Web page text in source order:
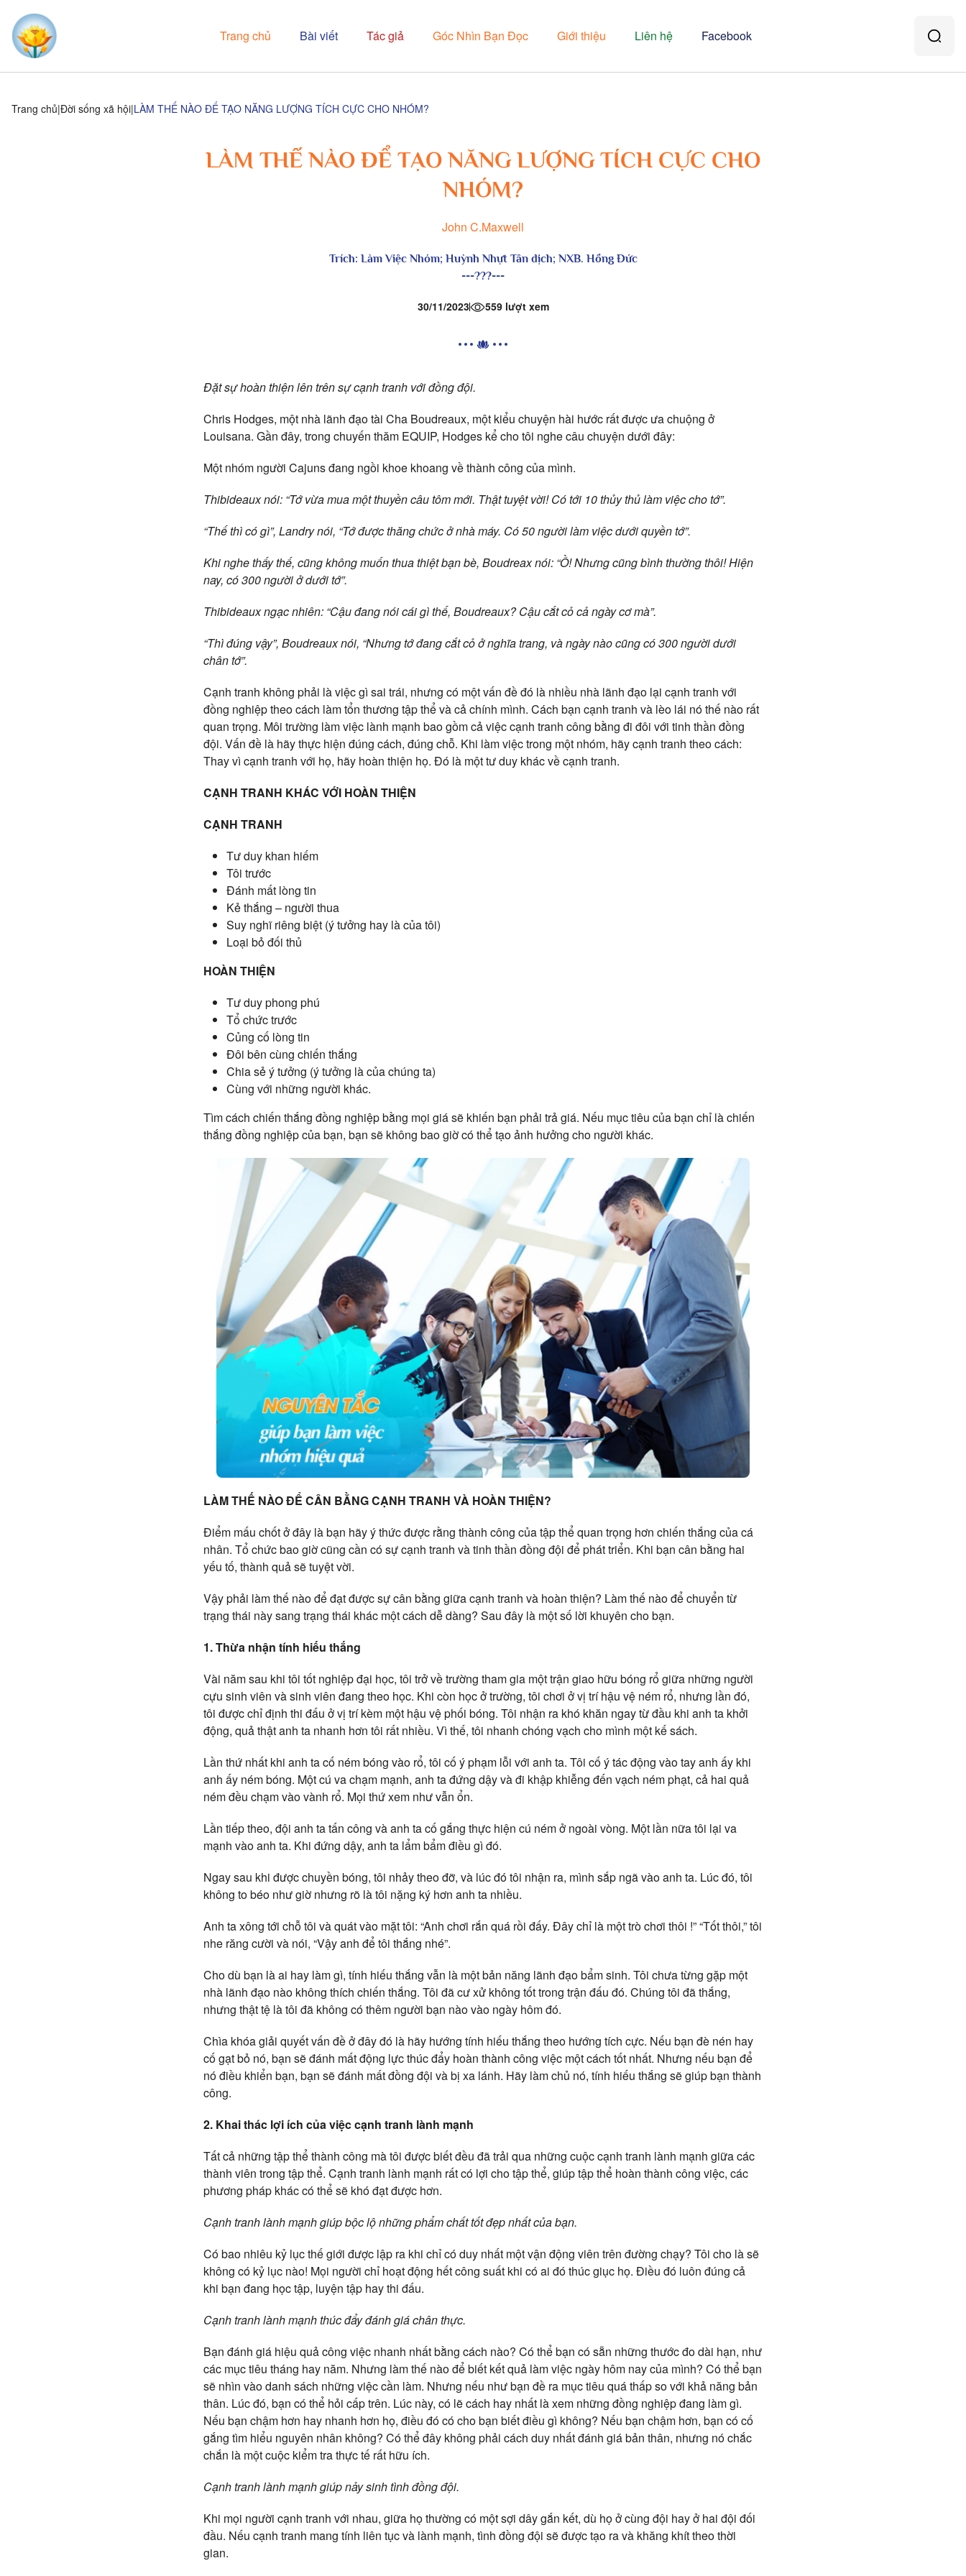
Trang chủ Bài viết Tác giả Góc Nhìn Bạn Đọc Giới thiệu Liên hệ Facebook
Trang chủ Đời sống xã hội LÀM THẾ NÀO ĐỂ TẠO NĂNG LƯỢNG TÍCH CỰC CHO NHÓM?
LÀM THẾ NÀO ĐỂ TẠO NĂNG LƯỢNG TÍCH CỰC CHO
NHÓM?
John C.Maxwell
Trích: Làm Việc Nhóm; Huỳnh Nhựt Tân dịch; NXB. Hồng Đức
---???---
30/11/2023 559 lượt xem
Đặt sự hoàn thiện lên trên sự cạnh tranh với đồng đội.
Chris Hodges, một nhà lãnh đạo tài Cha Boudreaux, một kiểu chuyện hài hước rất được ưa chuộng ở
Louisana. Gần đây, trong chuyến thăm EQUIP, Hodges kể cho tôi nghe câu chuyện dưới đây:
Một nhóm người Cajuns đang ngồi khoe khoang về thành công của mình.
Thibideaux nói: “Tớ vừa mua một thuyền câu tôm mới. Thật tuyệt vời! Có tới 10 thủy thủ làm việc cho tớ”.
“Thế thì có gì”, Landry nói, “Tớ được thăng chức ở nhà máy. Có 50 người làm việc dưới quyền tớ”.
Khi nghe thấy thế, cũng không muốn thua thiệt bạn bè, Boudreax nói: “Ồ! Nhưng cũng bình thường thôi! Hiện
nay, có 300 người ở dưới tớ”.
Thibideaux ngạc nhiên: “Cậu đang nói cái gì thế, Boudreaux? Cậu cắt cỏ cả ngày cơ mà”.
“Thì đúng vậy”, Boudreaux nói, “Nhưng tớ đang cắt cỏ ở nghĩa trang, và ngày nào cũng có 300 người dưới
chân tớ”.
Cạnh tranh không phải là việc gì sai trái, nhưng có một vấn đề đó là nhiều nhà lãnh đạo lại cạnh tranh với
đồng nghiệp theo cách làm tổn thương tập thể và cả chính mình. Cách bạn cạnh tranh và lèo lái nó thế nào rất
quan trọng. Môi trường làm việc lành mạnh bao gồm cả việc cạnh tranh công bằng đi đôi với tinh thần đồng
đội. Vấn đề là hãy thực hiện đúng cách, đúng chỗ. Khi làm việc trong một nhóm, hãy cạnh tranh theo cách:
Thay vì cạnh tranh với họ, hãy hoàn thiện họ. Đó là một tư duy khác về cạnh tranh.
CẠNH TRANH KHÁC VỚI HOÀN THIỆN
CẠNH TRANH
Tư duy khan hiếm
Tôi trước
Đánh mất lòng tin
Kẻ thắng – người thua
Suy nghĩ riêng biệt (ý tưởng hay là của tôi)
Loại bỏ đối thủ
HOÀN THIỆN
Tư duy phong phú
Tổ chức trước
Củng cố lòng tin
Đôi bên cùng chiến thắng
Chia sẻ ý tưởng (ý tưởng là của chúng ta)
Cùng với những người khác.
Tìm cách chiến thắng đồng nghiệp bằng mọi giá sẽ khiến bạn phải trả giá. Nếu mục tiêu của bạn chỉ là chiến
thắng đồng nghiệp của bạn, bạn sẽ không bao giờ có thể tạo ảnh hưởng cho người khác.
LÀM THẾ NÀO ĐỂ CÂN BẰNG CẠNH TRANH VÀ HOÀN THIỆN?
Điểm mấu chốt ở đây là bạn hãy ý thức được rằng thành công của tập thể quan trọng hơn chiến thắng của cá
nhân. Tổ chức bao giờ cũng cần có sự cạnh tranh và tinh thần đồng đội để phát triển. Khi bạn cân bằng hai
yếu tố, thành quả sẽ tuyệt vời.
Vậy phải làm thế nào để đạt được sự cân bằng giữa cạnh tranh và hoàn thiện? Làm thế nào để chuyển từ
trạng thái này sang trạng thái khác một cách dễ dàng? Sau đây là một số lời khuyên cho bạn.
1. Thừa nhận tính hiếu thắng
Vài năm sau khi tôi tốt nghiệp đại học, tôi trở về trường tham gia một trận giao hữu bóng rổ giữa những người
cựu sinh viên và sinh viên đang theo học. Khi còn học ở trường, tôi chơi ở vị trí hậu vệ ném rổ, nhưng lần đó,
tôi được chỉ định thi đấu ở vị trí kèm một hậu vệ phối bóng. Tôi nhận ra khó khăn ngay từ đầu khi anh ta khởi
động, quả thật anh ta nhanh hơn tôi rất nhiều. Vì thế, tôi nhanh chóng vạch cho mình một kế sách.
Lần thứ nhất khi anh ta cố ném bóng vào rổ, tôi cố ý phạm lỗi với anh ta. Tôi cố ý tác động vào tay anh ấy khi
anh ấy ném bóng. Một cú va chạm mạnh, anh ta đứng dậy và đi khập khiễng đến vạch ném phạt, cả hai quả
ném đều chạm vào vành rổ. Mọi thứ xem như vẫn ổn.
Lần tiếp theo, đội anh ta tấn công và anh ta cố gắng thực hiện cú ném ở ngoài vòng. Một lần nữa tôi lại va
mạnh vào anh ta. Khi đứng dậy, anh ta lẩm bẩm điều gì đó.
Ngay sau khi được chuyền bóng, tôi nhảy theo đỡ, và lúc đó tôi nhận ra, mình sắp ngã vào anh ta. Lúc đó, tôi
không to béo như giờ nhưng rõ là tôi nặng ký hơn anh ta nhiều.
Anh ta xông tới chỗ tôi và quát vào mặt tôi: “Anh chơi rắn quá rồi đấy. Đây chỉ là một trò chơi thôi !” “Tốt thôi,” tôi
nhe răng cười và nói, “Vậy anh để tôi thắng nhé”.
Cho dù bạn là ai hay làm gì, tính hiếu thắng vẫn là một bản năng lãnh đạo bẩm sinh. Tôi chưa từng gặp một
nhà lãnh đạo nào không thích chiến thắng. Tôi đã cư xử không tốt trong trận đấu đó. Chúng tôi đã thắng,
nhưng thật tệ là tôi đã không có thêm người bạn nào vào ngày hôm đó.
Chìa khóa giải quyết vấn đề ở đây đó là hãy hướng tính hiếu thắng theo hướng tích cực. Nếu bạn đè nén hay
cố gạt bỏ nó, bạn sẽ đánh mất động lực thúc đẩy hoàn thành công việc một cách tốt nhất. Nhưng nếu bạn để
nó điều khiển bạn, bạn sẽ đánh mất đồng đội và bị xa lánh. Hãy làm chủ nó, tính hiếu thắng sẽ giúp bạn thành
công.
2. Khai thác lợi ích của việc cạnh tranh lành mạnh
Tất cả những tập thể thành công mà tôi được biết đều đã trải qua những cuộc cạnh tranh lành mạnh giữa các
thành viên trong tập thể. Cạnh tranh lành mạnh rất có lợi cho tập thể, giúp tập thể hoàn thành công việc, các
phương pháp khác có thể sẽ khó đạt được hơn.
Cạnh tranh lành mạnh giúp bộc lộ những phẩm chất tốt đẹp nhất của bạn.
Có bao nhiêu kỷ lục thế giới được lập ra khi chỉ có duy nhất một vận động viên trên đường chạy? Tôi cho là sẽ
không có kỷ lục nào! Mọi người chỉ hoạt động hết công suất khi có ai đó thúc giục họ. Điều đó luôn đúng cả
khi bạn đang học tập, luyện tập hay thi đấu.
Cạnh tranh lành mạnh thúc đẩy đánh giá chân thực.
Bạn đánh giá hiệu quả công việc nhanh nhất bằng cách nào? Có thể bạn có sẵn những thước đo dài hạn, như
các mục tiêu tháng hay năm. Nhưng làm thế nào để biết kết quả làm việc ngày hôm nay của mình? Có thể bạn
sẽ nhìn vào danh sách những việc cần làm. Nhưng nếu như bạn đề ra mục tiêu quá thấp so với khả năng bản
thân. Lúc đó, bạn có thể hỏi cấp trên. Lúc này, có lẽ cách hay nhất là xem những đồng nghiệp đang làm gì.
Nếu bạn chậm hơn hay nhanh hơn họ, điều đó có cho bạn biết điều gì không? Nếu bạn chậm hơn, bạn có cố
gắng tìm hiểu nguyên nhân không? Có thể đây không phải cách duy nhất đánh giá bản thân, nhưng nó chắc
chắn là một cuộc kiểm tra thực tế rất hữu ích.
Cạnh tranh lành mạnh giúp nảy sinh tình đồng đội.
Khi mọi người cạnh tranh với nhau, giữa họ thường có một sợi dây gắn kết, dù họ ở cùng đội hay ở hai đội đối
đầu. Nếu cạnh tranh mang tính liên tục và lành mạnh, tình đồng đội sẽ được tạo ra và khăng khít theo thời
gian.